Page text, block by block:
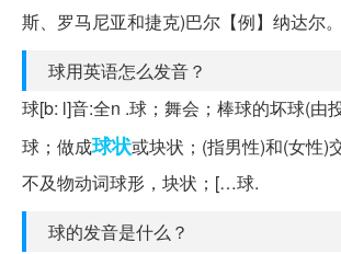
斯、罗马尼亚和捷克)巴尔【例】纳达尔。
球用英语怎么发音？
球[b: l]音:全n .球；舞会；棒球的坏球(由
球；做成球状或块状；(指男性)和(女性)
不及物动词球形，块状；[…球.
球的发音是什么？